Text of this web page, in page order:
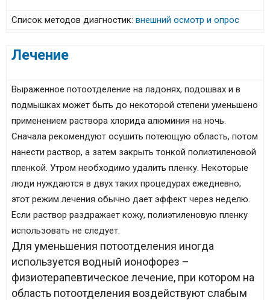
Список методов диагностик: внешний осмотр и опрос
Лечение
Выраженное потоотделение на ладонях, подошвах и в
подмышках может быть до некоторой степени уменьшено
применением раствора хлорида алюминия на ночь.
Сначала рекомендуют осушить потеющую область, потом
нанести раствор, а затем закрыть тонкой полиэтиленовой
пленкой. Утром необходимо удалить пленку. Некоторые
люди нуждаются в двух таких процедурах ежедневно;
этот режим лечения обычно дает эффект через неделю.
Если раствор раздражает кожу, полиэтиленовую пленку
использовать не следует.
Для уменьшения потоотделения иногда
используется водный ионофорез –
физиотерапевтическое лечение, при котором на
область потоотделения воздействуют слабым